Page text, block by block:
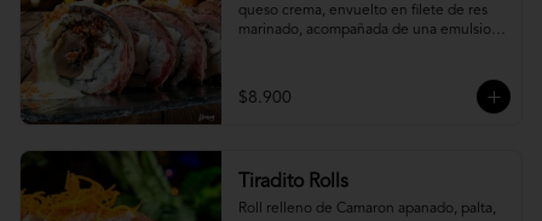
queso crema, envuelto en filete de res
marinado, acompañada de una emulsion
$8.900
Tiradito Rolls
Roll relleno de Camaron apanado, palta,